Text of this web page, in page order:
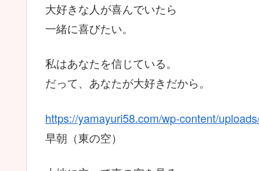
大好きな人が喜んでいたら
一緒に喜びたい。
私はあなたを信じている。
だって、あなたが大好きだから。
https://yamayuri58.com/wp-content/
早朝（東の空）